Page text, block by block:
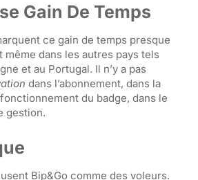
Gain De Temps
ce gain de temps presque
même dans les autres pays tels
et au Portugal. Il n’y a pas
dans l’abonnement, dans la
du badge, dans le
gestion.
Bip&Go comme des voleurs.